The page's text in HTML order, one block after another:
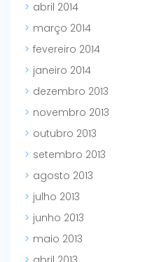
abril 2014
março 2014
fevereiro 2014
janeiro 2014
dezembro 2013
novembro 2013
outubro 2013
setembro 2013
agosto 2013
julho 2013
junho 2013
maio 2013